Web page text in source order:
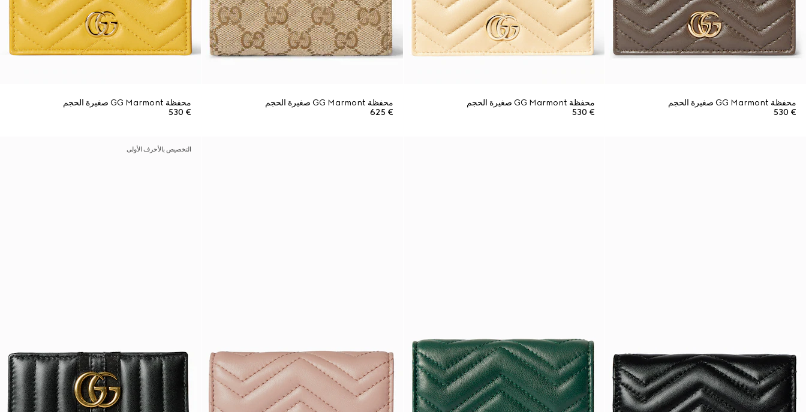
محفظة GG Marmont صغيرة الحجم
€ 530
محفظة GG Marmont صغيرة الحجم
€ 530
محفظة GG Marmont صغيرة الحجم
€ 625
محفظة GG Marmont صغيرة الحجم
€ 530
التخصيص بالأحرف الأولى